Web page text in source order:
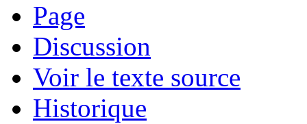
Page
Discussion
Voir le texte source
Historique